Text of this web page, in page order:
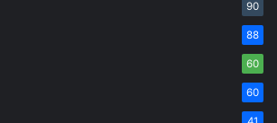
90
88
60
60